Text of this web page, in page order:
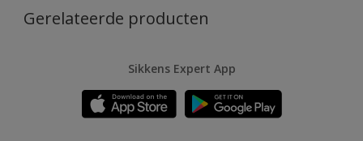
Gerelateerde producten
Sikkens Expert App